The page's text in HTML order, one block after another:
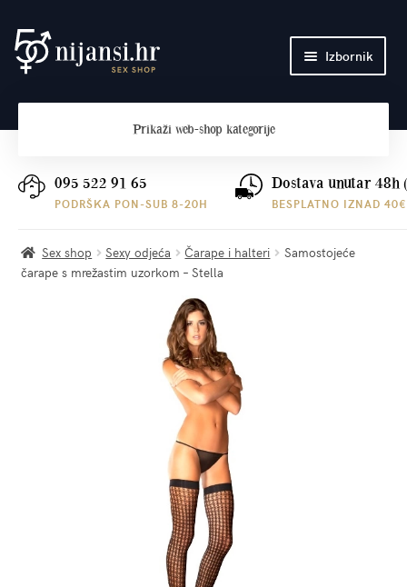
Preskoči
na
Skoči
do
Izbornik
Plaćanje i dostava
Prikaži web-shop kategorije
095 522 91 65
PODRŠKA PON-SUB 8-20H
Dostava unutar 48h
BESPLATNO IZNAD 40€
Sex shop Sexy odjeća Čarape i halteri
Samostojeće
čarape s mrežastim uzorkom – Stella